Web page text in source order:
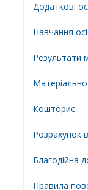
Додатковi
Навчання
Результати
Кошторис
Розрахунок
Благодійна
Правила